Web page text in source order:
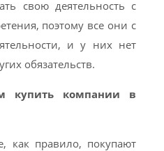
свою деятельность с
поэтому все они с
и у них нет
обязательств.
купить компании в
как правило, покупают